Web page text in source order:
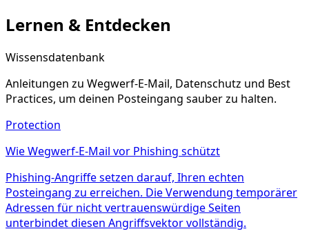
Lernen & Entdecken
Wissensdatenbank
Anleitungen zu Wegwerf-E-Mail, Datenschutz und Best
Practices, um deinen Posteingang sauber zu halten.
Protection
Wie Wegwerf-E-Mail vor Phishing schützt
Phishing-Angriffe setzen darauf, Ihren echten
Posteingang zu erreichen. Die Verwendung temporärer
Adressen für nicht vertrauenswürdige Seiten
unterbindet diesen Angriffsvektor vollständig.